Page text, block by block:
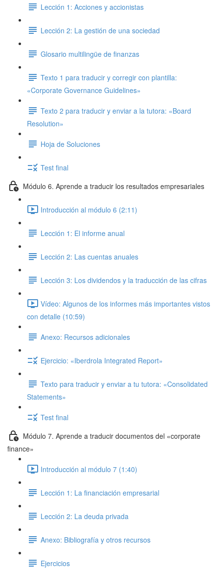
Lección 1: Acciones y accionistas
Lección 2: La gestión de una sociedad
Glosario multilingüe de finanzas
Texto 1 para traducir y corregir con plantilla:
«Corporate Governance Guidelines»
Texto 2 para traducir y enviar a la tutora: «Board
Resolution»
Hoja de Soluciones
Test final
Módulo 6. Aprende a traducir los resultados empresariales
Introducción al módulo 6 (2:11)
Lección 1: El informe anual
Lección 2: Las cuentas anuales
Lección 3: Los dividendos y la traducción de las cifras
Vídeo: Algunos de los informes más importantes vistos
con detalle (10:59)
Anexo: Recursos adicionales
Ejercicio: «Iberdrola Integrated Report»
Texto para traducir y enviar a tu tutora: «Consolidated
Statements»
Test final
Módulo 7. Aprende a traducir documentos del «corporate
finance»
Introducción al módulo 7 (1:40)
Lección 1: La financiación empresarial
Lección 2: La deuda privada
Anexo: Bibliografía y otros recursos
Ejercicios